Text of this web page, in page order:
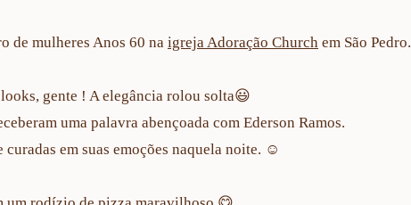
de mulheres Anos 60 na igreja Adoração Church em São Pedro.
gente ! A elegância rolou solta😃
uma palavra abençoada com Ederson Ramos.
em suas emoções naquela noite. ☺️